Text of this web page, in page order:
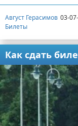
Август Герасимов 03-
Билеты
Как сдать